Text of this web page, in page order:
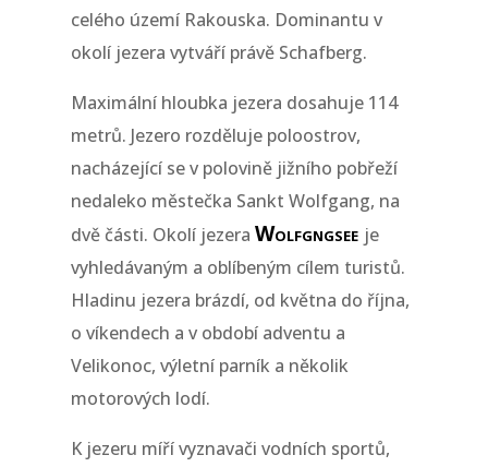
celého území Rakouska. Dominantu v
okolí jezera vytváří právě Schafberg.
Maximální hloubka jezera dosahuje 114
metrů. Jezero rozděluje poloostrov,
nacházející se v polovině jižního pobřeží
nedaleko městečka Sankt Wolfgang, na
dvě části. Okolí jezera Wolfgngsee je
vyhledávaným a oblíbeným cílem turistů.
Hladinu jezera brázdí, od května do října,
o víkendech a v období adventu a
Velikonoc, výletní parník a několik
motorových lodí.
K jezeru míří vyznavači vodních sportů,